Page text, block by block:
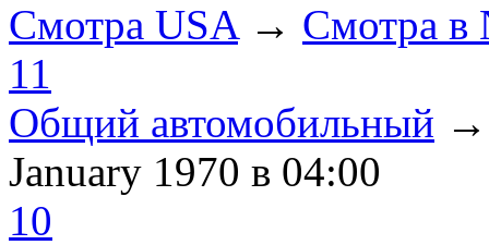
Смотра USA→ Смотра в
11
Общий автомобильный
January 1970 в 04:00
10